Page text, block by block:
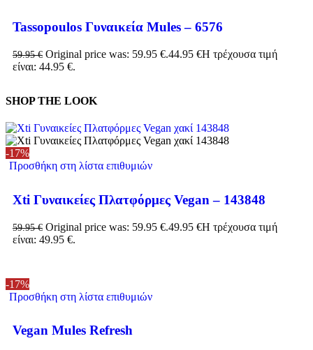
Tassopoulos Γυναικεία Mules – 6576
59.95€ Original price was: 59.95 €.44.95 €Η τρέχουσα τιμή
είναι: 44.95 €.
SHOP THE LOOK
-17%
Προσθήκη στη λίστα επιθυμιών
Xti Γυναικείες Πλατφόρμες Vegan – 143848
59.95€ Original price was: 59.95 €.49.95 €Η τρέχουσα τιμή
είναι: 49.95 €.
-17%
Προσθήκη στη λίστα επιθυμιών
Vegan Mules Refresh